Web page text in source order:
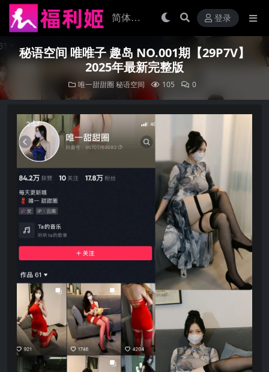
登录
秘语空间 唯唯子 趣岛 NO.001期【29P7V】
2025年最新完整版
唯一甜甜圈 秘语空间 105 0